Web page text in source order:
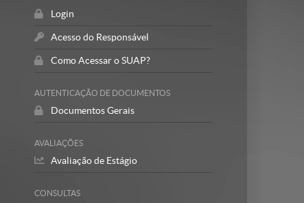
Login
Acesso do Responsável
Como Acessar o SUAP?
AUTENTICAÇÃO DE DOCUMENTOS
Documentos Gerais
AVALIAÇÕES
Avaliação de Estágio
CONSULTAS